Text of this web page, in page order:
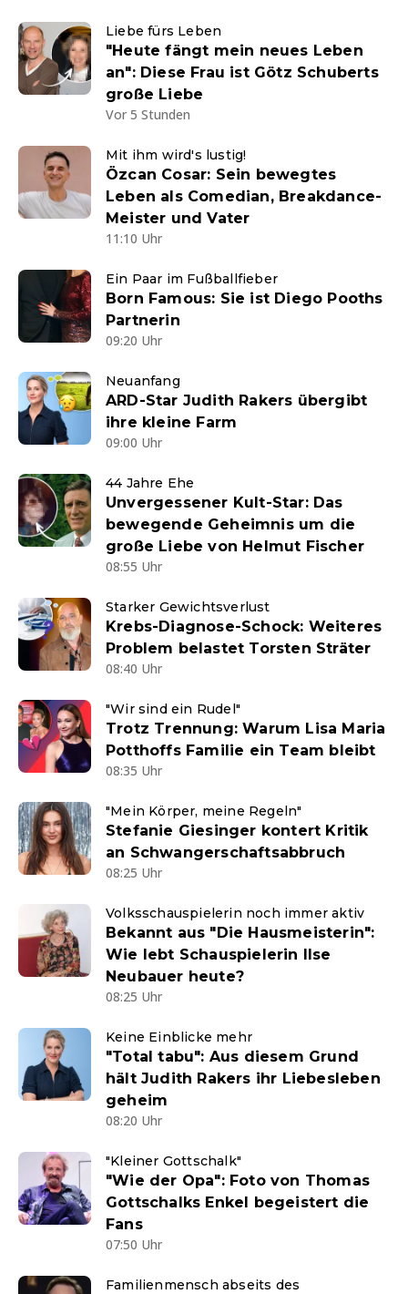
Liebe fürs Leben
"Heute fängt mein neues Leben
an": Diese Frau ist Götz Schuberts
große Liebe
Vor 5 Stunden
Mit ihm wird's lustig!
Özcan Cosar: Sein bewegtes
Leben als Comedian, Breakdance-
Meister und Vater
11:10 Uhr
Ein Paar im Fußballfieber
Born Famous: Sie ist Diego Pooths
Partnerin
09:20 Uhr
Neuanfang
ARD-Star Judith Rakers übergibt
ihre kleine Farm
09:00 Uhr
44 Jahre Ehe
Unvergessener Kult-Star: Das
bewegende Geheimnis um die
große Liebe von Helmut Fischer
08:55 Uhr
Starker Gewichtsverlust
Krebs-Diagnose-Schock: Weiteres
Problem belastet Torsten Sträter
08:40 Uhr
"Wir sind ein Rudel"
Trotz Trennung: Warum Lisa Maria
Potthoffs Familie ein Team bleibt
08:35 Uhr
"Mein Körper, meine Regeln"
Stefanie Giesinger kontert Kritik
an Schwangerschaftsabbruch
08:25 Uhr
Volksschauspielerin noch immer aktiv
Bekannt aus "Die Hausmeisterin":
Wie lebt Schauspielerin Ilse
Neubauer heute?
08:25 Uhr
Keine Einblicke mehr
"Total tabu": Aus diesem Grund
hält Judith Rakers ihr Liebesleben
geheim
08:20 Uhr
"Kleiner Gottschalk"
"Wie der Opa": Foto von Thomas
Gottschalks Enkel begeistert die
Fans
07:50 Uhr
Familienmensch abseits des